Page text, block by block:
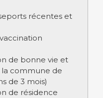
récentes et
de bonne vie et
commune de
de 3 mois)
de résidence